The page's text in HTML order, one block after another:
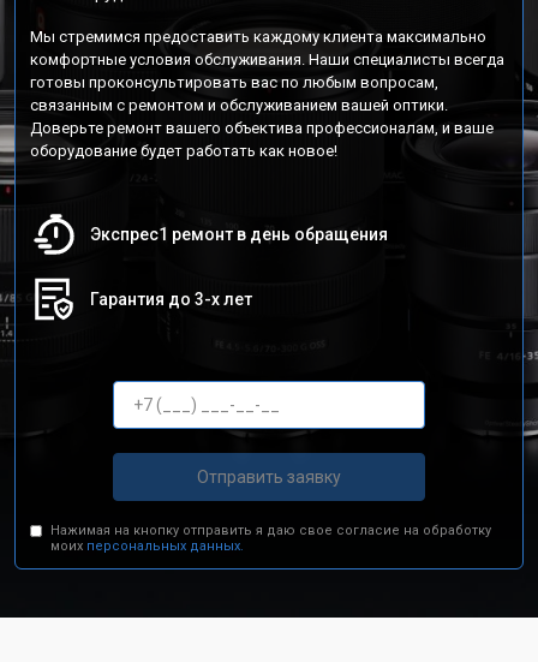
Мы стремимся предоставить каждому клиента максимально
комфортные условия обслуживания. Наши специалисты всегда
готовы проконсультировать вас по любым вопросам,
связанным с ремонтом и обслуживанием вашей оптики.
Доверьте ремонт вашего объектива профессионалам, и ваше
оборудование будет работать как новое!
Экспрес1 ремонт в день обращения
Гарантия до 3-х лет
Отправить заявку
Нажимая на кнопку отправить я даю свое согласие на обработку
моих персональных данных.